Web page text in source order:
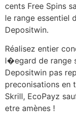
cents Free Spins
le range essentiel
Depositwin.
Réalisez entier
l�egard de range
Depositwin pas
preconisations en
Skrill, EcoPayz
etre amènes !